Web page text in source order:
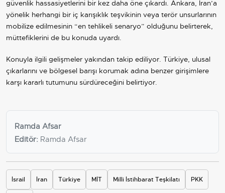
güvenlik hassasiyetlerini bir kez daha öne çıkardı. Ankara, İran’a
yönelik herhangi bir iç karışıklık teşvikinin veya terör unsurlarının
mobilize edilmesinin “en tehlikeli senaryo” olduğunu belirterek,
müttefiklerini de bu konuda uyardı.
Konuyla ilgili gelişmeler yakından takip ediliyor. Türkiye, ulusal
çıkarlarını ve bölgesel barışı korumak adına benzer girişimlere
karşı kararlı tutumunu sürdüreceğini belirtiyor.
Ramda Afsar
Editör: Ramda Afsar
İsrail İran Türkiye MİT Milli İstihbarat Teşkilatı PKK